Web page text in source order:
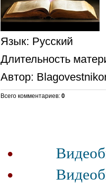
Язык: Русский
Длительность
Автор:
Всего комментариев: 0